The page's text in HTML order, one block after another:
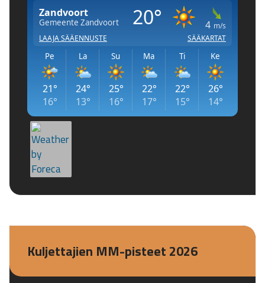
Kuljettajien MM-pisteet 2026